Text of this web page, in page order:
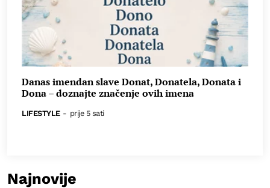
Danas imendan slave Donat, Donatela, Donata i
Dona – doznajte značenje ovih imena
LIFESTYLE - prije 5 sati
Najnovije